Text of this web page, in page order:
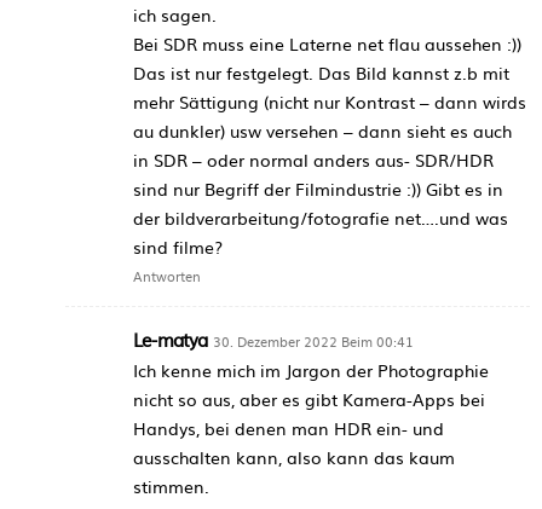
ich sagen.
Bei SDR muss eine Laterne net flau aussehen :))
Das ist nur festgelegt. Das Bild kannst z.b mit
mehr Sättigung (nicht nur Kontrast – dann wirds
au dunkler) usw versehen – dann sieht es auch
in SDR – oder normal anders aus- SDR/HDR
sind nur Begriff der Filmindustrie :)) Gibt es in
der bildverarbeitung/fotografie net….und was
sind filme?
Antworten
Le-matya 30. Dezember 2022 Beim 00:41
Ich kenne mich im Jargon der Photographie
nicht so aus, aber es gibt Kamera-Apps bei
Handys, bei denen man HDR ein- und
ausschalten kann, also kann das kaum
stimmen.